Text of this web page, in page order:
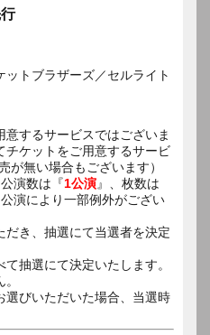
トブラザーズ／セルライト
意するサービスではございま
チケットをご用意するサービ
が無い場合もございます）
演数は『1公演』、枚数は
演により一部例外がござい
だき、抽選にて当選者を決定
抽選にて決定いたします。
選びいただいた場合、当選時